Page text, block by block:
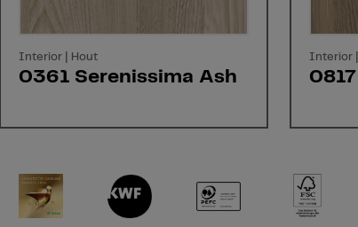
Interior | Hout
0361 Serenissima Ash
Interior